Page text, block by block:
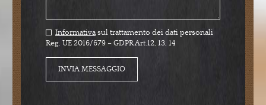
Informativasul trattamento dei dati personali
Reg. UE 2016/679 – GDPR Art.12, 13, 14